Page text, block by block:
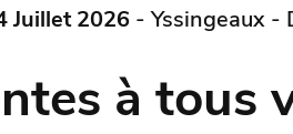
Juillet 2026 - Yssingeaux -
à tous